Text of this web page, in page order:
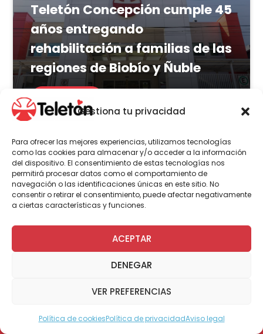
Gestiona tu privacidad
Para ofrecer las mejores experiencias, utilizamos tecnologías
como las cookies para almacenar y/o acceder a la información
del dispositivo. El consentimiento de estas tecnologías nos
permitirá procesar datos como el comportamiento de
navegación o las identificaciones únicas en este sitio. No
consentir o retirar el consentimiento, puede afectar negativamente
a ciertas características y funciones.
ACEPTAR
DENEGAR
VER PREFERENCIAS
Política de cookiesPolítica de privacidadAviso legal
Teletón Concepción cumple 45
años entregando
rehabilitación a familias de las
regiones de Biobío y Ñuble
LEER MÁS
Actualidad Voluntariado
23 de julio | 2026
Programa Abre: Voluntariado
de Teletón mejoró
viviendas a nivel nacional
LEER MÁS Modo Accesible